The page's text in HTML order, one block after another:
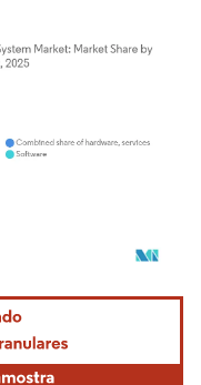
conforme CC BY 4.0.